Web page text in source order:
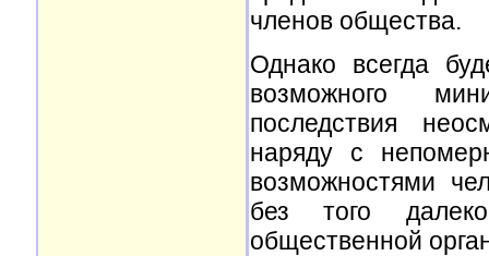
членов общества.
Однако всегда
возможного
последствия
наряду с
возможностями
без того
общественной